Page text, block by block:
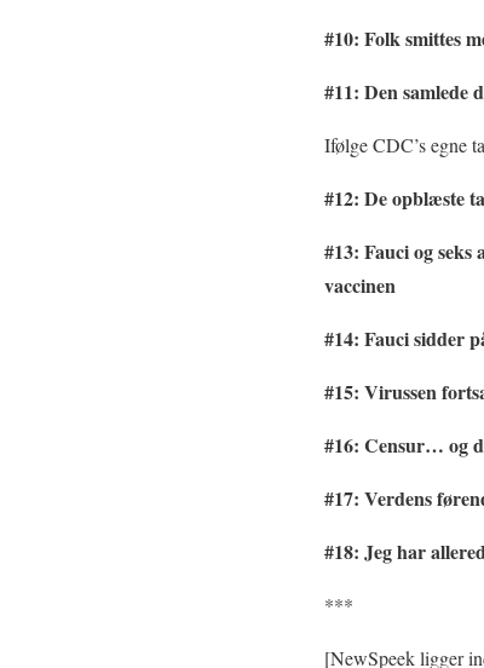
#10: Folk smittes
#11: Den samlede
Ifølge CDC’s egne
#12: De opblæste
#13: Fauci og
vaccinen
#14: Fauci sidder
#15: Virussen
#16: Censur… og
#17: Verdens
#18: Jeg har
***
[NewSpeek ligger